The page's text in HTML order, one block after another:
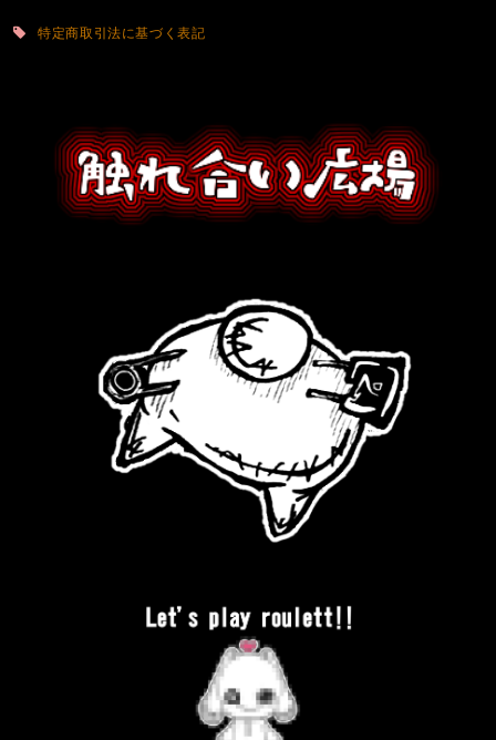
特定商取引法に基づく表記